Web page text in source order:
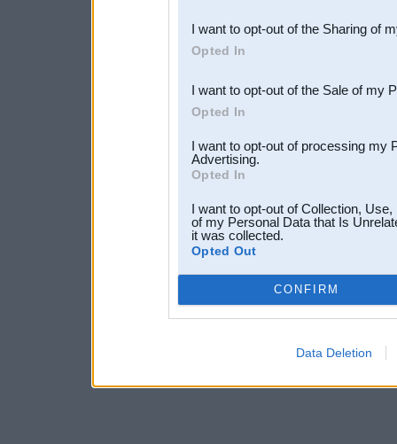
Downstream Participants
third parties.
I want to opt-out of the Sharing of
Opted In
I want to opt-out of the Sale of my
Opted In
I want to opt-out of processing my
Advertising.
Opted In
I want to opt-out of Collection,
of my Personal Data that Is
it was collected.
Opted Out
CONFIRM
Data Deletion